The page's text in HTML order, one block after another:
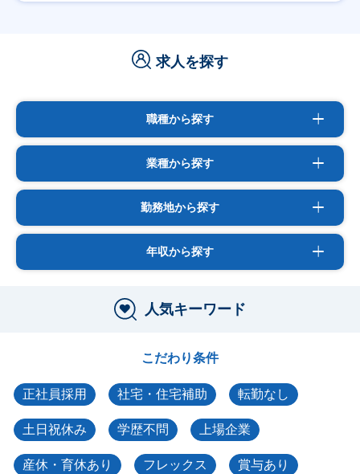
求人を探す
職種から探す
業種から探す
勤務地から探す
年収から探す
人気キーワード
こだわり条件
正社員採用 社宅・住宅補助 転勤なし
土日祝休み 学歴不問 上場企業
産休・育休あり フレックス 賞与あり